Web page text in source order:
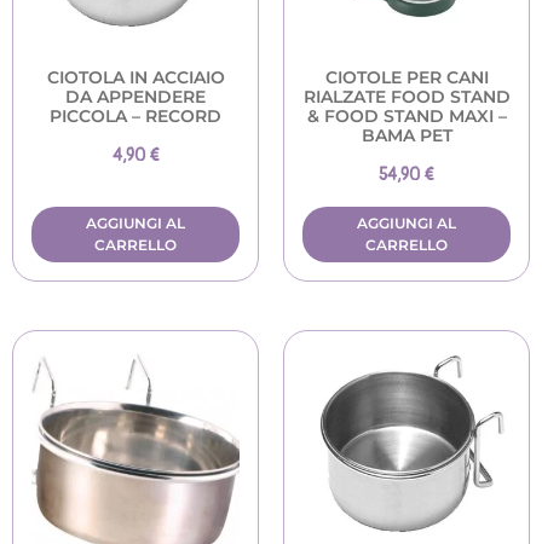
CIOTOLA IN ACCIAIO
DA APPENDERE
PICCOLA – RECORD
4,90 €
AGGIUNGI AL
CARRELLO
CIOTOLE PER CANI
RIALZATE FOOD STAND
& FOOD STAND MAXI –
BAMA PET
54,90 €
AGGIUNGI AL
CARRELLO